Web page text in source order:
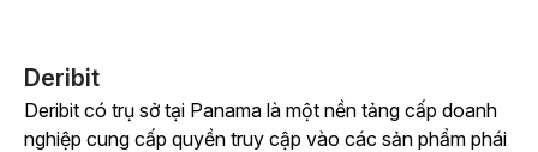
Deribit
Deribit có trụ sở tại Panama là một nền tảng cấp doanh
nghiệp cung cấp quyền truy cập vào các sản phẩm phái